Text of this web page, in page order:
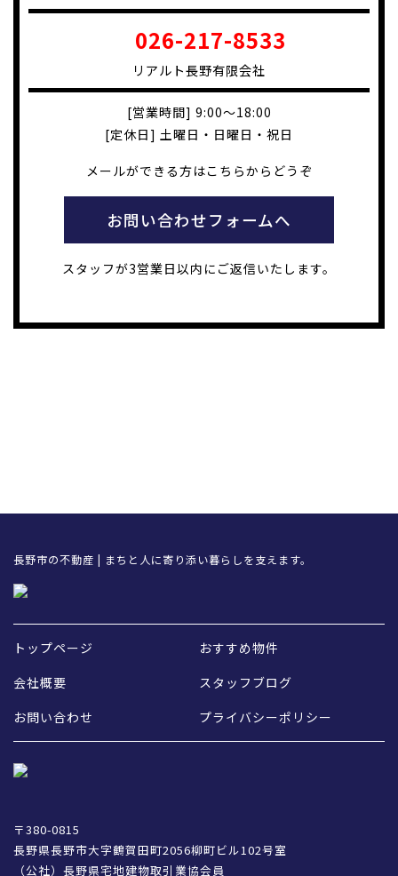
026-217-8533
リアルト長野有限会社
[営業時間] 9:00～18:00
[定休日] 土曜日・日曜日・祝日
メールができる方はこちらからどうぞ
お問い合わせフォームへ
スタッフが3営業日以内にご返信いたします。
長野市の不動産 | まちと人に寄り添い暮らしを支えます。
トップページ
おすすめ物件
会社概要
スタッフブログ
お問い合わせ
プライバシーポリシー
〒380-0815
長野県長野市大字鶴賀田町2056柳町ビル102号室
（公社）長野県宅地建物取引業協会員